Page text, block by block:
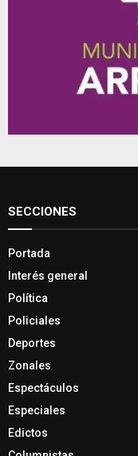
SECCIONES
Portada
Interés general
Política
Policiales
Deportes
Zonales
Espectáculos
Especiales
Edictos